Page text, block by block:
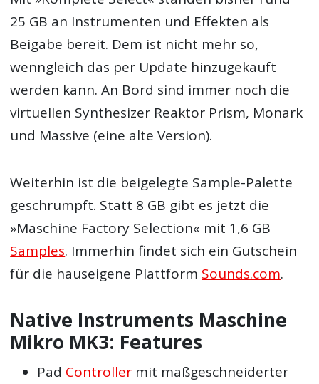
25 GB an Instrumenten und Effekten als
Beigabe bereit. Dem ist nicht mehr so,
wenngleich das per Update hinzugekauft
werden kann. An Bord sind immer noch die
virtuellen Synthesizer Reaktor Prism, Monark
und Massive (eine alte Version).
Weiterhin ist die beigelegte Sample-Palette
geschrumpft. Statt 8 GB gibt es jetzt die
»Maschine Factory Selection« mit 1,6 GB
Samples. Immerhin findet sich ein Gutschein
für die hauseigene Plattform Sounds.com.
Native Instruments Maschine
Mikro MK3: Features
Pad Controller mit maßgeschneiderter